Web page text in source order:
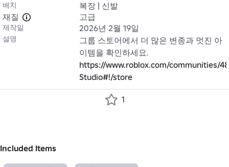
배치
복장 | 신발
재질
고급
제작일 2026년 2월 19일
설명
그룹 스토어에서 더 많은 변종과 멋진 아
https://www.roblox.com/communities/
Studio#!/store
1
Included Items